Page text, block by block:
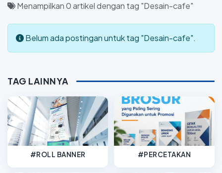
Menampilkan 0 artikel dengan tag "Desain-cafe"
Belum ada postingan untuk tag "Desain-cafe".
TAG LAINNYA
#ROLL BANNER #PERCETAKAN